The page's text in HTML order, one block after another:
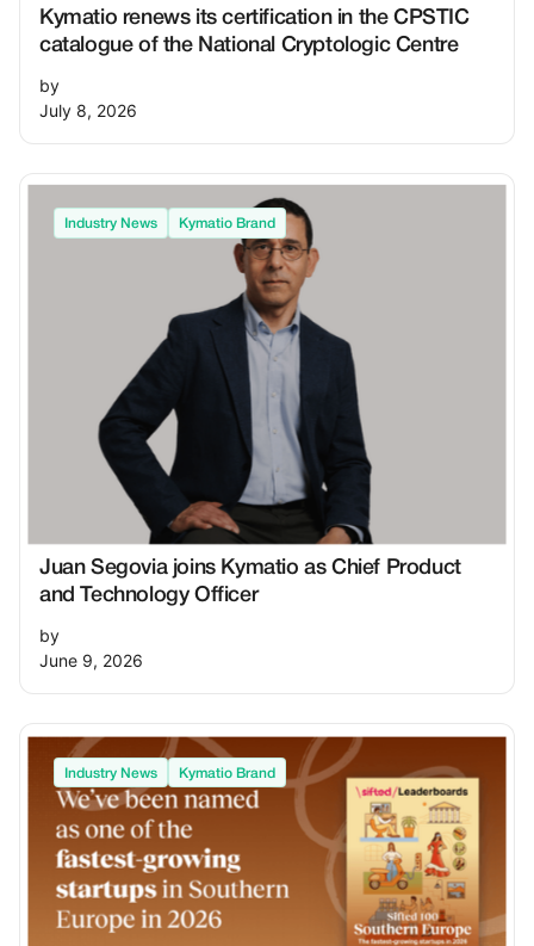
Kymatio renews its certification in the CPSTIC
catalogue of the National Cryptologic Centre
by
July 8, 2026
Industry News Kymatio Brand
Juan Segovia joins Kymatio as Chief Product
and Technology Officer
by
June 9, 2026
Industry News Kymatio Brand